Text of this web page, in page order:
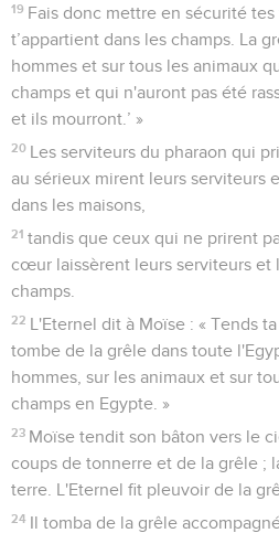
19 Fais donc mettre en sécurité
t’appartient dans les champs. La
hommes et sur tous les animaux
champs et qui n'auront pas été
et ils mourront.’ »
20 Les serviteurs du pharaon qui
au sérieux mirent leurs serviteurs
dans les maisons,
21 tandis que ceux qui ne prirent
cœur laissèrent leurs serviteurs et
champs.
22 L'Eternel dit à Moïse : « Tends
tombe de la grêle dans toute
hommes, sur les animaux et sur
champs en Egypte. »
23 Moïse tendit son bâton vers le
coups de tonnerre et de la grêle ;
terre. L'Eternel fit pleuvoir de la
24 Il tomba de la grêle